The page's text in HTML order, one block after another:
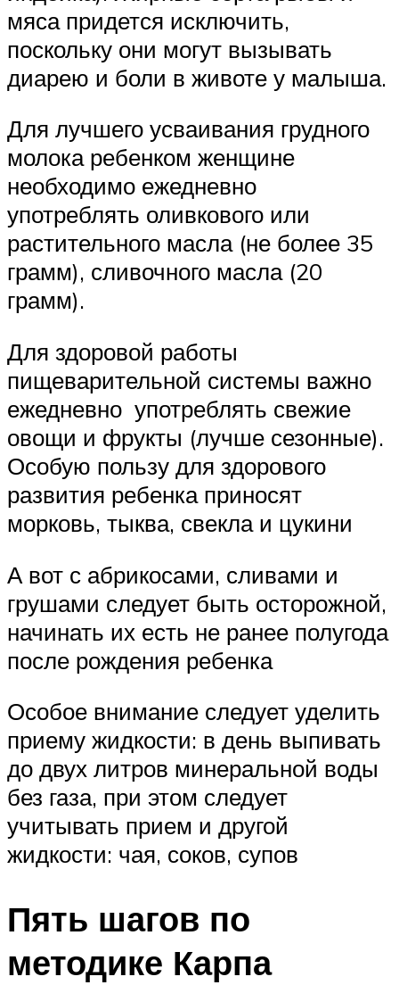
мяса придется исключить,
поскольку они могут вызывать
диарею и боли в животе у малыша.
Для лучшего усваивания грудного
молока ребенком женщине
необходимо ежедневно
употреблять оливкового или
растительного масла (не более 35
грамм), сливочного масла (20
грамм).
Для здоровой работы
пищеварительной системы важно
ежедневно употреблять свежие
овощи и фрукты (лучше сезонные).
Особую пользу для здорового
развития ребенка приносят
морковь, тыква, свекла и цукини
А вот с абрикосами, сливами и
грушами следует быть осторожной,
начинать их есть не ранее полугода
после рождения ребенка
Особое внимание следует уделить
приему жидкости: в день выпивать
до двух литров минеральной воды
без газа, при этом следует
учитывать прием и другой
жидкости: чая, соков, супов
Пять шагов по
методике Карпа